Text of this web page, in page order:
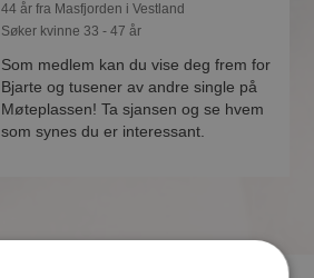
44 år fra Masfjorden i Vestland
Søker kvinne 33 - 47 år
Som medlem kan du vise deg frem for
Bjarte og tusener av andre single på
Møteplassen! Ta sjansen og se hvem
som synes du er interessant.